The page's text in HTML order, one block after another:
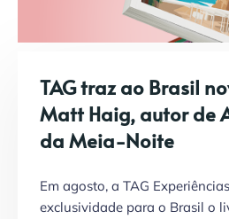
TAG traz ao Brasil
Matt Haig, autor de
da Meia-Noite
Em agosto, a TAG
exclusividade para o Brasil o